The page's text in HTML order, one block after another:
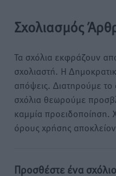
Σχολιασμός
Τα σχόλια εκφράζουν
σχολιαστή. Η
απόψεις. Διατηρούμε
σχόλια θεωρούμε
καμμία προειδοποίηση.
όρους χρήσης
Προσθέστε ένα σχόλιο